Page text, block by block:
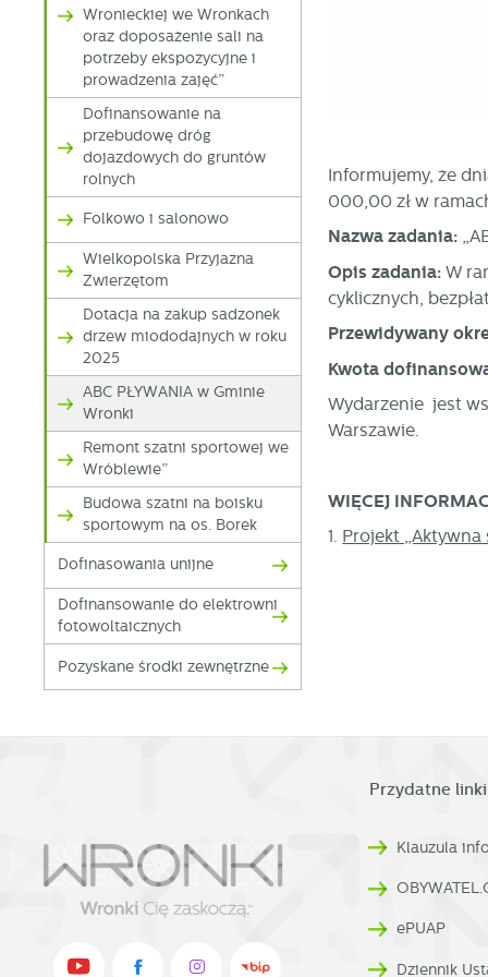
Wronieckiej we Wronkach
oraz doposażenie sali na
potrzeby ekspozycyjne i
prowadzenia zajęć”
Dofinansowanie na
przebudowę dróg
dojazdowych do gruntów
rolnych
Folkowo i salonowo
Wielkopolska Przyjazna
Zwierzętom
Dotacja na zakup sadzonek
drzew miododajnych w roku
2025
ABC PŁYWANIA w Gminie
Wronki
Remont szatni sportowej we
Wróblewie”
Budowa szatni na boisku
sportowym na os. Borek
Dofinasowania unijne
Dofinansowanie do elektrowni
fotowoltaicznych
Pozyskane środki zewnętrzne
Informujemy, że
000,00 zł w
Nazwa zadania:
Opis zadania: W
cyklicznych,
Przewidywany
Kwota
Wydarzenie jest
Warszawie.
WIĘCEJ
1. Projekt
Przydatne linki
Klauzula
ePUAP
Dziennik